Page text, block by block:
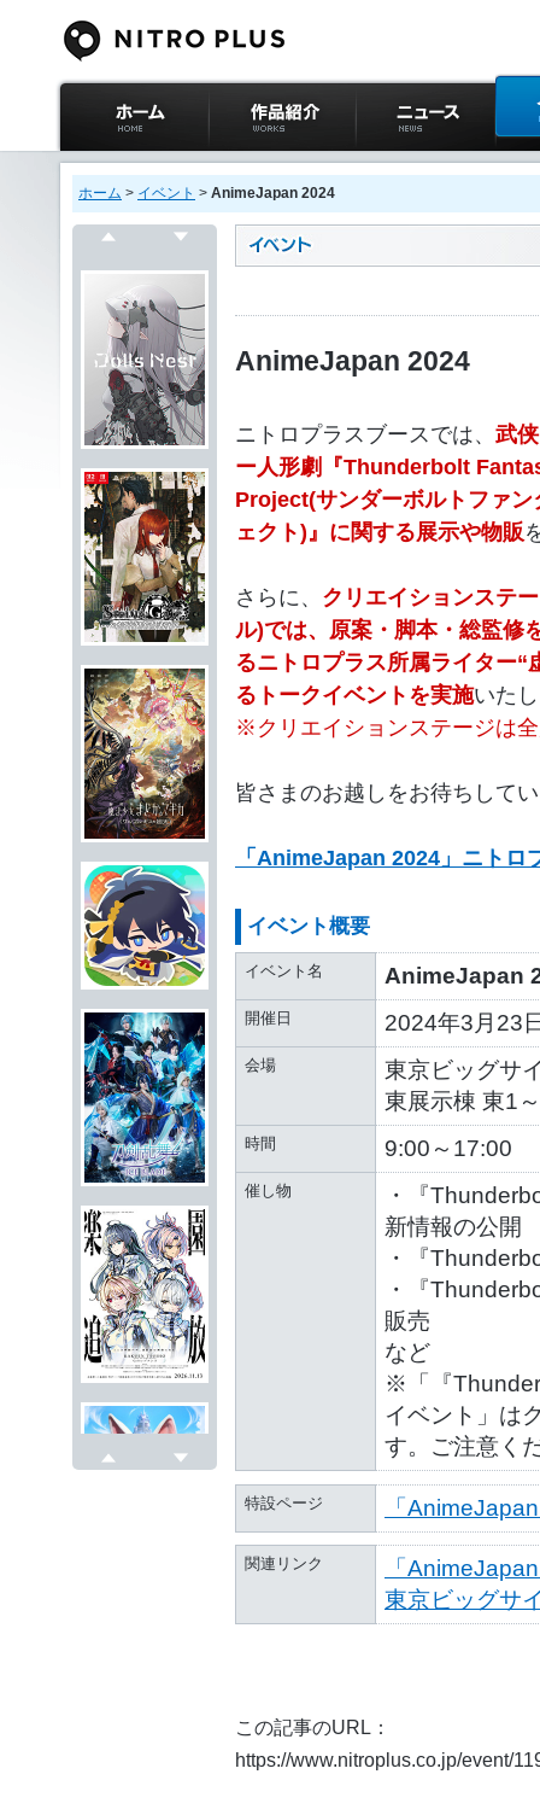
ニトロプラス公式
サイト ホーム
作品紹介 ニュース イベ
ホーム > イベント > AnimeJapan 2024
AnimeJapan 2024
ニトロプラスブースでは、 武
ー人形劇『Thunderbolt
Project(サンダーボルトファン
ェクト)』に関する展示や物販
さらに、 クリエイションステ
ル)では、原案・脚本・総監修
るニトロプラス所属ライター“
るトークイベントを実施いた
※クリエイションステージは
皆さまのお越しをお待ちして
「AnimeJapan 2024」ニトロ
イベント概要
イベント名 AnimeJapan
開催日 2024年3月23
会場
東京ビッグサ
東展示棟 東1
時間 9:00～17:00
催し物
・『
新情報の公開
・『
・『
販売
など
※「『
イベント」は
す。ご注意く
特設ページ 「
関連リンク
「
東京ビッグサ
この記事のURL：
https://www.nitroplus.co.jp/event/